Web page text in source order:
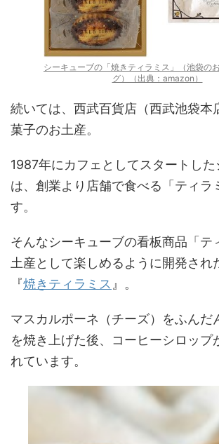
シーキューブの「焼きティラミス」（池袋の
グ）（出典：amazon）
続いては、西武百貨店（西武池袋本
菓子のお土産。
1987年にカフェとしてスタートし
は、創業より店舗で食べる「ティラ
す。
そんなシーキューブの看板商品「テ
土産として楽しめるように開発され
『焼きティラミス 』。
マスカルポーネ（チーズ）をふんだ
を焼き上げた後、コーヒーシロップ
れています。